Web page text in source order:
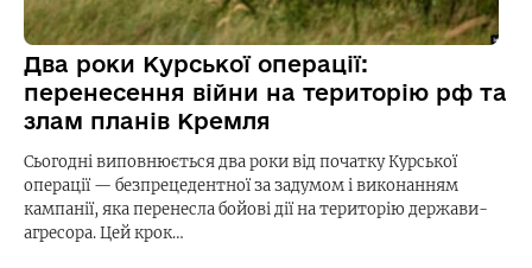
Два роки Курської операції:
перенесення війни на територію рф та
злам планів Кремля
Сьогодні виповнюється два роки від початку Курської
операції — безпрецедентної за задумом і виконанням
кампанії, яка перенесла бойові дії на територію держави-
агресора. Цей крок…